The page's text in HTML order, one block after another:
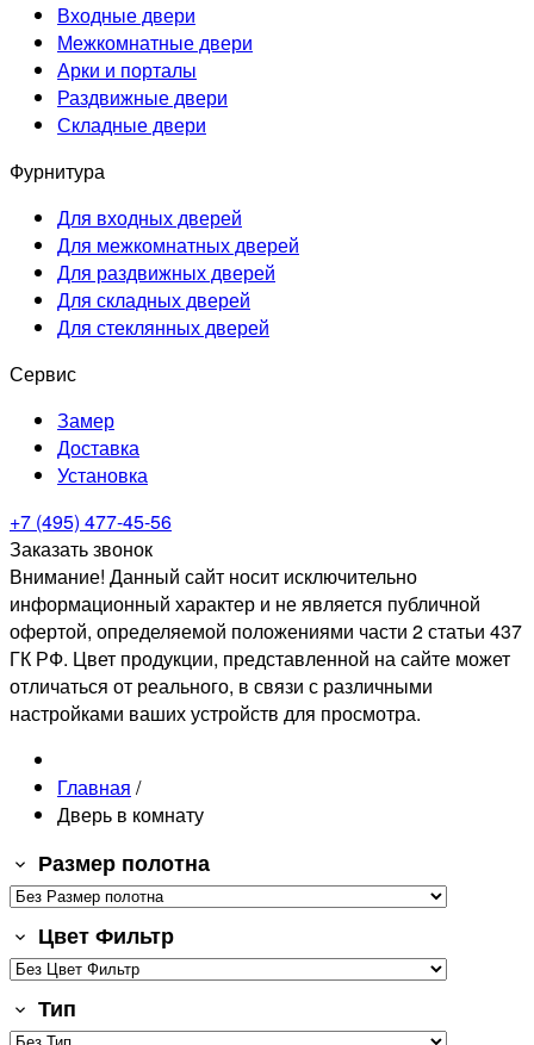
Входные двери
Межкомнатные двери
Арки и порталы
Раздвижные двери
Складные двери
Фурнитура
Для входных дверей
Для межкомнатных дверей
Для раздвижных дверей
Для складных дверей
Для стеклянных дверей
Сервис
Замер
Доставка
Установка
+7 (495) 477-45-56
Заказать звонок
Внимание! Данный сайт носит исключительно
информационный характер и не является публичной
офертой, определяемой положениями части 2 статьи 437
ГК РФ. Цвет продукции, представленной на сайте может
отличаться от реального, в связи с различными
настройками ваших устройств для просмотра.
Главная /
Дверь в комнату
Размер полотна
Цвет Фильтр
Тип